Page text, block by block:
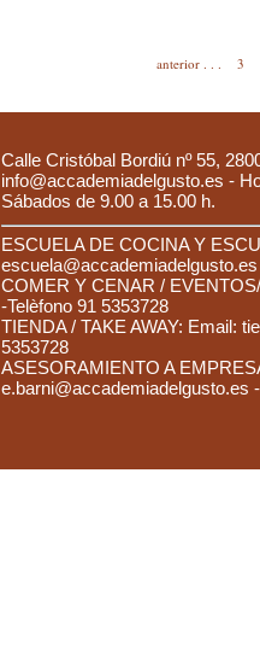
anterior . . . 3
Calle Cristóbal Bordiú nº 55,
info@accademiadelgusto.es -
Sábados de 9.00 a 15.00 h.
ESCUELA DE COCINA Y
es
COMER Y CENAR /
-Telèfono 91 5353728
TIENDA / TAKE AWAY: Email:
5353728
ASESORAMIENTO A
e.barni@accademiadelgusto.es